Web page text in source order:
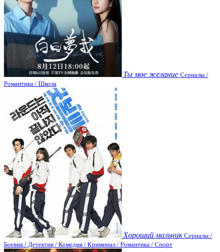
Ты мое желание Сериалы /
Романтика / Школа
Хороший мальчик Сериалы /
Боевик / Детектив / Комедия / Криминал / Романтика / Спорт